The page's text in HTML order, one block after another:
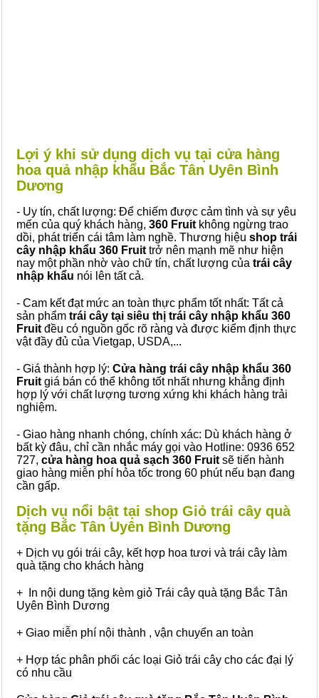
Lợi ý khi sử dụng dịch vụ tại cửa hàng
hoa quả nhập khẩu Bắc Tân Uyên Bình
Dương
- Uy tín, chất lượng: Để chiếm được cảm tình và sự yêu
mến của quý khách hàng, 360 Fruit không ngừng trao
dồi, phát triển cái tâm làm nghề. Thương hiệu shop trái
cây nhập khẩu 360 Fruit trở nên mạnh mẽ như hiện
nay một phần nhờ vào chữ tín, chất lượng của trái cây
nhập khẩu nói lên tất cả.
- Cam kết đạt mức an toàn thực phẩm tốt nhất: Tất cả
sản phẩm trái cây tại siêu thị trái cây nhập khẩu 360
Fruit đều có nguồn gốc rõ ràng và được kiểm định thực
vật đầy đủ của Vietgap, USDA,...
- Giá thành hợp lý: Cửa hàng trái cây nhập khẩu 360
Fruit giá bán có thể không tốt nhất nhưng khẳng định
hợp lý với chất lượng tương xứng khi khách hàng trải
nghiệm.
- Giao hàng nhanh chóng, chính xác: Dù khách hàng ở
bất kỳ đâu, chỉ cần nhắc máy gọi vào Hotline: 0936 652
727, cửa hàng hoa quả sạch 360 Fruit sẽ tiến hành
giao hàng miễn phí hỏa tốc trong 60 phút nếu bạn đang
cần gấp.
Dịch vụ nổi bật tại shop Giỏ trái cây quà
tặng Bắc Tân Uyên Bình Dương
+ Dịch vụ gói trái cây, kết hợp hoa tươi và trái cây làm
quà tặng cho khách hàng
+ In nội dung tặng kèm giỏ Trái cây quà tặng Bắc Tân
Uyên Bình Dương
+ Giao miễn phí nội thành , vận chuyển an toàn
+ Hợp tác phân phối các loại Giỏ trái cây cho các đại lý
có nhu cầu